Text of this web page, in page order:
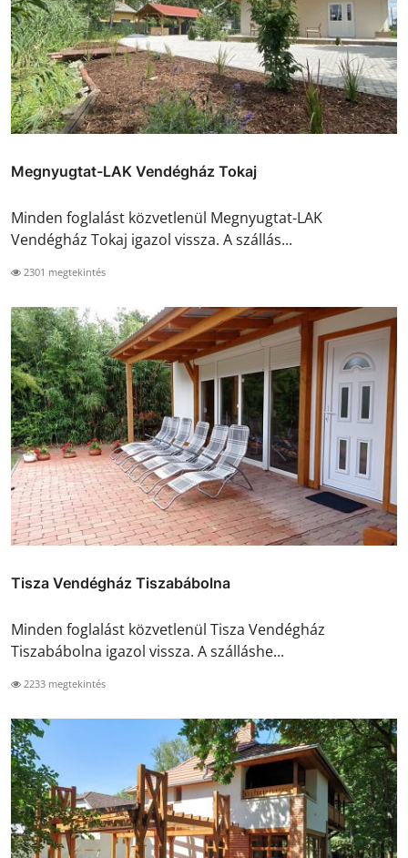
Megnyugtat-LAK Vendégház Tokaj
Minden foglalást közvetlenül Megnyugtat-LAK
Vendégház Tokaj igazol vissza. A szállás...
2301 megtekintés
Tisza Vendégház Tiszabábolna
Minden foglalást közvetlenül Tisza Vendégház
Tiszabábolna igazol vissza. A szálláshe...
2233 megtekintés